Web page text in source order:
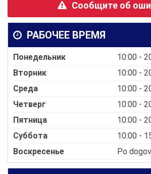
Сообщите об
РАБОЧЕЕ ВРЕМЯ
Понедельник
10:00 -
Вторник
10:00 -
Среда
10:00 -
Четверг
10:00 -
Пятница
10:00 -
Суббота
10:00 -
Воскресенье
Po